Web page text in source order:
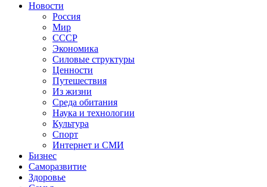
Новости
Россия
Мир
СССР
Экономика
Силовые структуры
Ценности
Путешествия
Из жизни
Среда обитания
Наука и технологии
Культура
Спорт
Интернет и СМИ
Бизнес
Саморазвитие
Здоровье